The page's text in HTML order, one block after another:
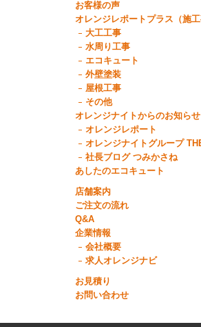
お客様の声
オレンジレポートプラス（施工
大工工事
水周り工事
エコキュート
外壁塗装
屋根工事
その他
オレンジナイトからのお知らせ
オレンジレポート
オレンジナイトグループ
社長ブログ つみかさね
あしたのエコキュート
店舗案内
ご注文の流れ
Q&A
企業情報
会社概要
求人オレンジナビ
お見積り
お問い合わせ